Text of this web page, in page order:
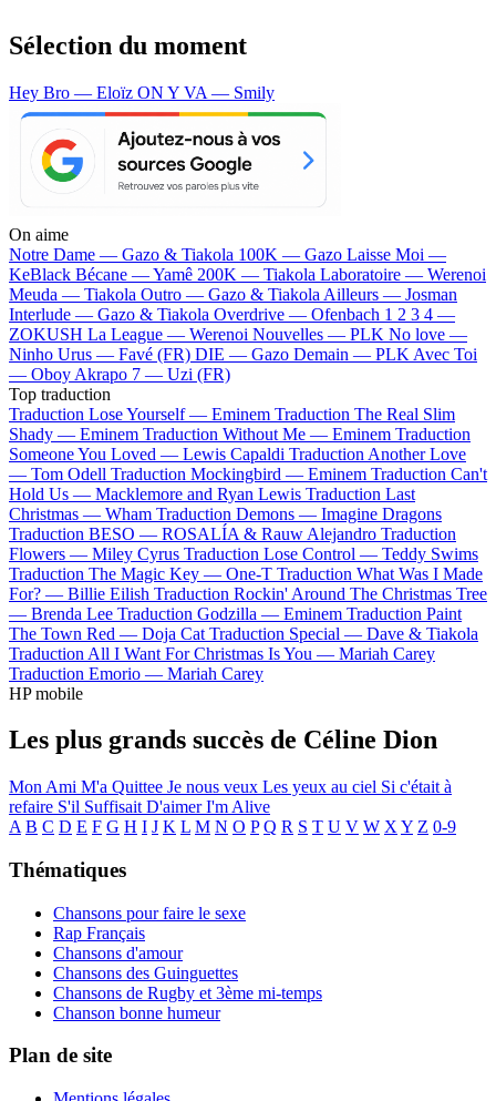
Sélection du moment
Hey Bro — Eloïz ON Y VA — Smily
On aime
Notre Dame — Gazo & Tiakola 100K — Gazo Laisse Moi —
KeBlack Bécane —Yamê 200K — Tiakola Laboratoire — Werenoi
Meuda — Tiakola Outro — Gazo & Tiakola Ailleurs — Josman
Interlude — Gazo & Tiakola Overdrive — Ofenbach 1 2 3 4 —
ZOKUSH La League — Werenoi Nouvelles — PLK No love —
Ninho Urus — Favé (FR) DIE — Gazo Demain — PLK Avec Toi
— Oboy Akrapo 7 — Uzi (FR)
Top traduction
Traduction Lose Yourself — Eminem Traduction The Real Slim
Shady — Eminem Traduction Without Me — Eminem Traduction
Someone You Loved — Lewis Capaldi Traduction Another Love
— Tom Odell Traduction Mockingbird — Eminem Traduction Can't
Hold Us — Macklemore and Ryan Lewis Traduction Last
Christmas — Wham Traduction Demons — Imagine Dragons
Traduction BESO — ROSALÍA & Rauw Alejandro Traduction
Flowers — Miley Cyrus Traduction Lose Control — Teddy Swims
Traduction The Magic Key — One-T Traduction What Was I Made
For? — Billie Eilish Traduction Rockin' Around The Christmas Tree
— Brenda Lee Traduction Godzilla — Eminem Traduction Paint
The Town Red — Doja Cat Traduction Special — Dave & Tiakola
Traduction All I Want For Christmas Is You — Mariah Carey
Traduction Emorio — Mariah Carey
HP mobile
Les plus grands succès de Céline Dion
Mon Ami M'a Quittee Je nous veux Les yeux au ciel Si c'était à
refaire S'il Suffisait D'aimerI'm Alive
A B C D E F G H I J K L M N O P Q R S T U V W X Y Z 0-9
Thématiques
Chansons pour faire le sexe
Rap Français
Chansons d'amour
Chansons des Guinguettes
Chansons de Rugby et 3ème mi-temps
Chanson bonne humeur
Plan de site